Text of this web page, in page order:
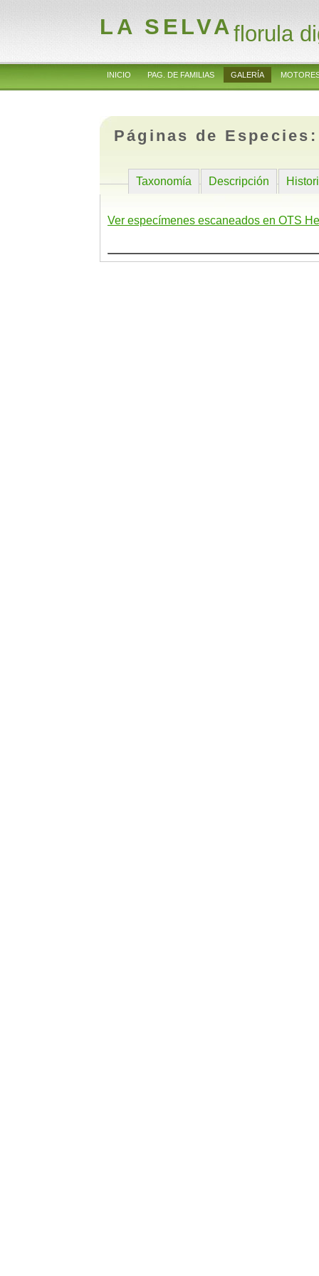
LA SELVAflorula
INICIO PAG. DE FAMILIAS GALERÍA
Páginas de
Taxonomía Descripción
Ver especímenes escaneados en OTS